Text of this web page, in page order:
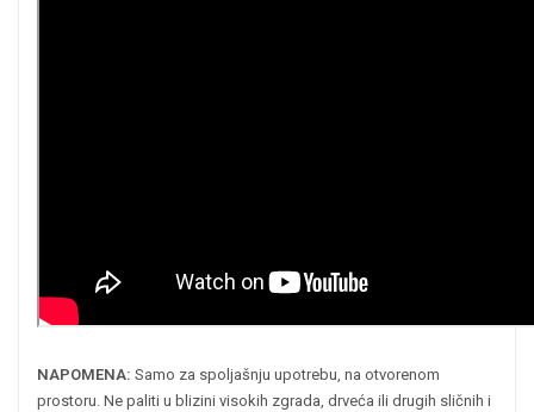
NAPOMENA: Samo za spoljašnju upotrebu, na otvorenom
prostoru. Ne paliti u blizini visokih zgrada, drveća ili drugih sličnih i